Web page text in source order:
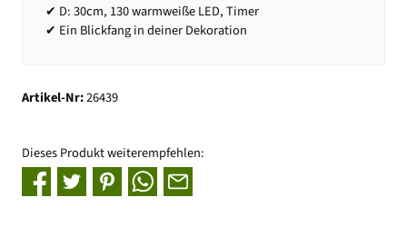
✔ D: 30cm, 130 warmweiße LED, Timer
✔ Ein Blickfang in deiner Dekoration
Artikel-Nr:26439
Dieses Produkt weiterempfehlen: